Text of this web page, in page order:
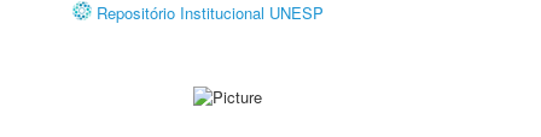
Repositório Institucional UNESP